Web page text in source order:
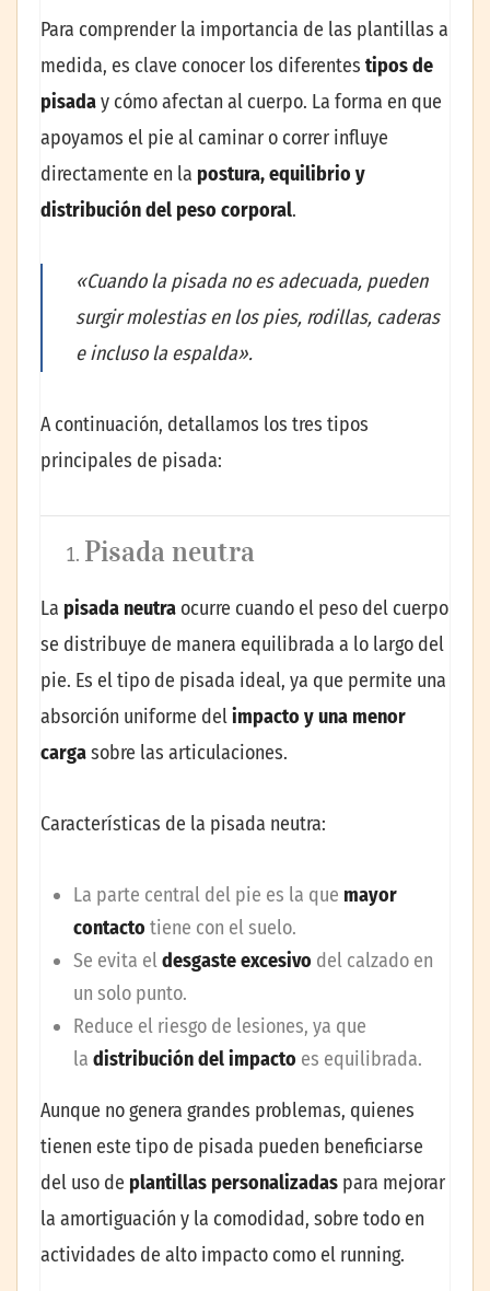
Para comprender la importancia de las plantillas a
medida, es clave conocer los diferentes tipos de
pisaday cómo afectan al cuerpo. La forma en que
apoyamos el pie al caminar o correr influye
directamente en la postura, equilibrio y
distribución del peso corporal.
«Cuando la pisada no es adecuada, pueden
surgir molestias en los pies, rodillas, caderas
e incluso la espalda».
A continuación, detallamos los tres tipos
principales de pisada:
Pisada neutra
La pisada neutra ocurre cuando el peso del cuerpo
se distribuye de manera equilibrada a lo largo del
pie. Es el tipo de pisada ideal, ya que permite una
absorción uniforme delimpacto y una menor
cargasobre las articulaciones.
Características de la pisada neutra:
La parte central del pie es la que mayor
contacto tiene con el suelo.
Se evita eldesgaste excesivo del calzado en
un solo punto.
Reduce el riesgo de lesiones, ya que
la distribución del impacto es equilibrada.
Aunque no genera grandes problemas, quienes
tienen este tipo de pisada pueden beneficiarse
del uso de plantillas personalizadas para mejorar
la amortiguación y la comodidad, sobre todo en
actividades de alto impacto como el running.